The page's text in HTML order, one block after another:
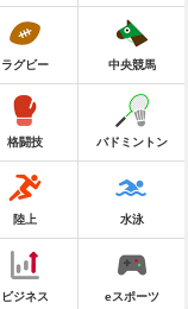
ラグビー 中央競馬
格闘技 バドミントン
陸上 水泳
ビジネス eスポーツ